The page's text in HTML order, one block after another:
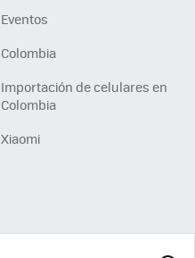
Eventos
Colombia
Importación de celulares en
Colombia
Xiaomi